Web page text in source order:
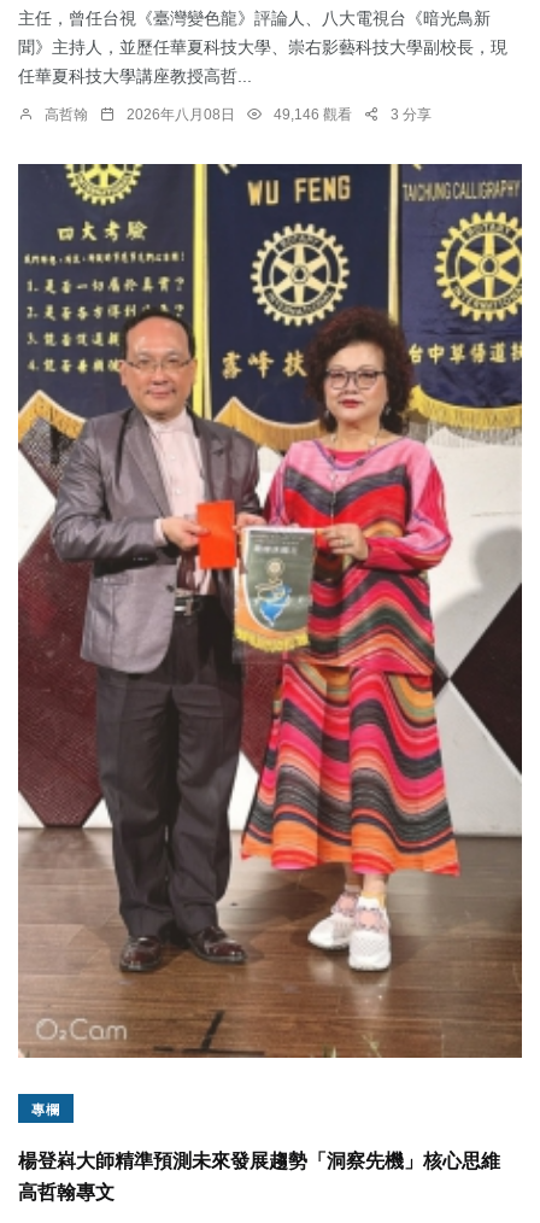
主任，曾任台視《臺灣變色龍》評論人、八大電視台《暗光鳥新
聞》主持人，並歷任華夏科技大學、崇右影藝科技大學副校長，現
任華夏科技大學講座教授高哲...
高哲翰 2026年八月08日 49,146 觀看 3 分享
專欄
楊登嵙大師精準預測未來發展趨勢「洞察先機」核心思維
高哲翰專文